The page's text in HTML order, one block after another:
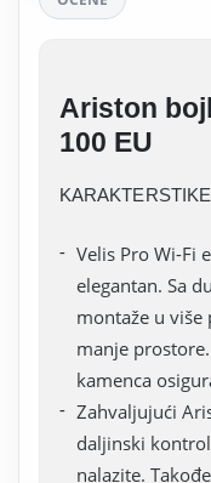
Ariston
100 EU
Velis Pro Wi-Fi
elegantan. Sa
montaže u više
manje
kamenca
Zahvaljujući
daljinski
nalazite.